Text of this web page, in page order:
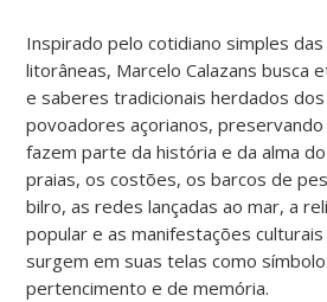
Inspirado pelo cotidiano simples
litorâneas, Marcelo Calazans busca
e saberes tradicionais herdados
povoadores açorianos,
fazem parte da história e da alma
praias, os costões, os barcos de
bilro, as redes lançadas ao mar, a
popular e as manifestações
surgem em suas telas como
pertencimento e de memória.